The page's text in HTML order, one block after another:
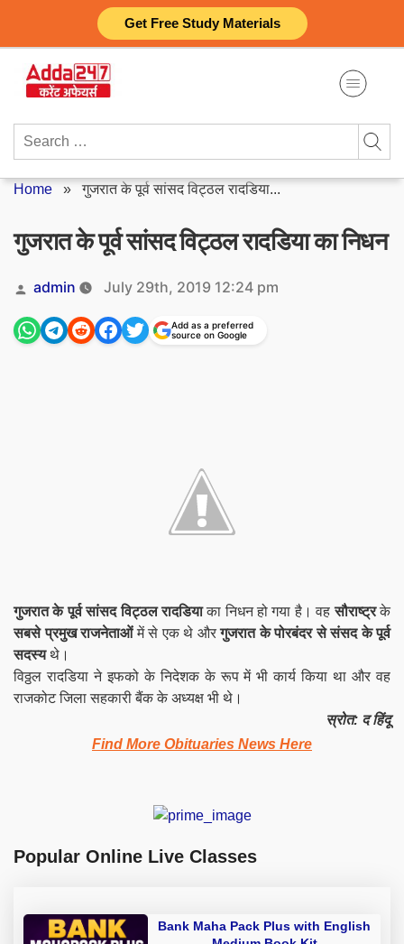
Get Free Study Materials
content
Search
Home »गुजरात के पूर्व सांसद विट्ठल रादडिया...
गुजरात के पूर्व सांसद विट्ठल रादडिया का निधन
Posted
by
admin July 29th, 2019 12:24 pm
Add as a preferred
source on Google
गुजरात के पूर्व सांसद विट्ठल रादडियाका निधन हो गया है। वह सौराष्ट्रके
सबसे प्रमुख राजनेताओंमें से एक थे औरगुजरात के पोरबंदर से संसद के पूर्व
सदस्यथे।
विठ्ठल रादडिया ने इफको के निदेशक के रूप में भी कार्य किया था और वह
राजकोट जिला सहकारी बैंक के अध्यक्ष भी थे।
स्रोत: द हिंदू
Find More Obituaries News Here
Popular Online Live Classes
Bank Maha Pack Plus with English